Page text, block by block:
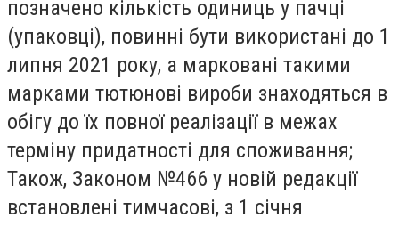
позначено кількість одиниць у пачці
(упаковці), повинні бути використані до 1
липня 2021 року, а марковані такими
марками тютюнові вироби знаходяться в
обігу до їх повної реалізації в межах
терміну придатності для споживання;
Також, Законом №466 у новій редакції
встановлені тимчасові, з 1 січня